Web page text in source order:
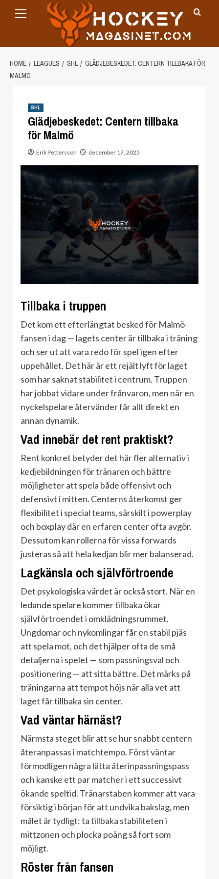
Menu
HOME LEAGUES SHL
GLÄDJEBESKEDET: CENTERN TILLBAKA FÖR
MALMÖ
SHL
Glädjebeskedet: Centern tillbaka
för Malmö
Erik Pettersson december 17, 2025
Tillbaka i truppen
Det kom ett efterlängtat besked för Malmö-
fansen i dag — lagets center är tillbaka i träning
och ser ut att vara redo för spel igen efter
uppehållet. Det här är ett rejält lyft för laget
som har saknat stabilitet i centrum. Truppen
har jobbat vidare under frånvaron, men när en
nyckelspelare återvänder får allt direkt en
annan dynamik.
Vad innebär det rent praktiskt?
Rent konkret betyder det här fler alternativ i
kedjebildningen för tränaren och bättre
möjligheter att spela både offensivt och
defensivt i mitten. Centerns återkomst ger
flexibilitet i special teams, särskilt i powerplay
och boxplay där en erfaren center ofta avgör.
Dessutom kan rollerna för vissa forwards
justeras så att hela kedjan blir mer balanserad.
Lagkänsla och självförtroende
Det psykologiska värdet är också stort. När en
ledande spelare kommer tillbaka ökar
självförtroendet i omklädningsrummet.
Ungdomar och nykomlingar får en stabil pjäs
att spela mot, och det hjälper ofta de små
detaljerna i spelet — som passningsval och
positionering — att sitta bättre. Det märks på
träningarna att tempot höjs när alla vet att
laget får tillbaka sin center.
Vad väntar härnäst?
Närmsta steget blir att se hur snabbt centern
återanpassas i matchtempo. Först väntar
förmodligen några lätta återinpassningspass
och kanske ett par matcher i ett successivt
ökande speltid. Tränarstaben kommer att vara
försiktig i början för att undvika bakslag, men
målet är tydligt: ta tillbaka stabiliteten i
mittzonen och plocka poäng så fort som
möjligt.
Röster från fansen